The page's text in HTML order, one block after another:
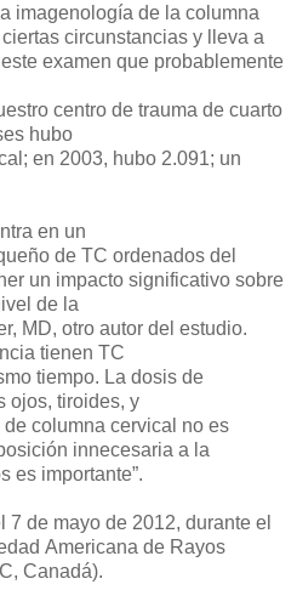
imagenología de la columna
circunstancias y lleva a
examen que probablemente
centro de trauma de cuarto
hubo
en 2003, hubo 2.091; un
en un
de TC ordenados del
un impacto significativo sobre
de la
MD, otro autor del estudio.
tienen TC
tiempo. La dosis de
ojos, tiroides, y
columna cervical no es
innecesaria a la
es importante”.
7 de mayo de 2012, durante el
Americana de Rayos
Canadá).